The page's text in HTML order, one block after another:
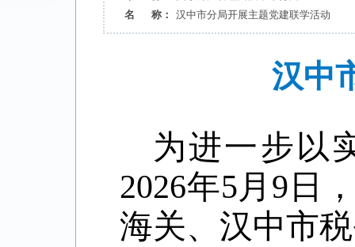
名 称：
汉中市分局开展主题党建联学活动
汉中
为进一步以
2026年5月 9 日
海关、汉中市